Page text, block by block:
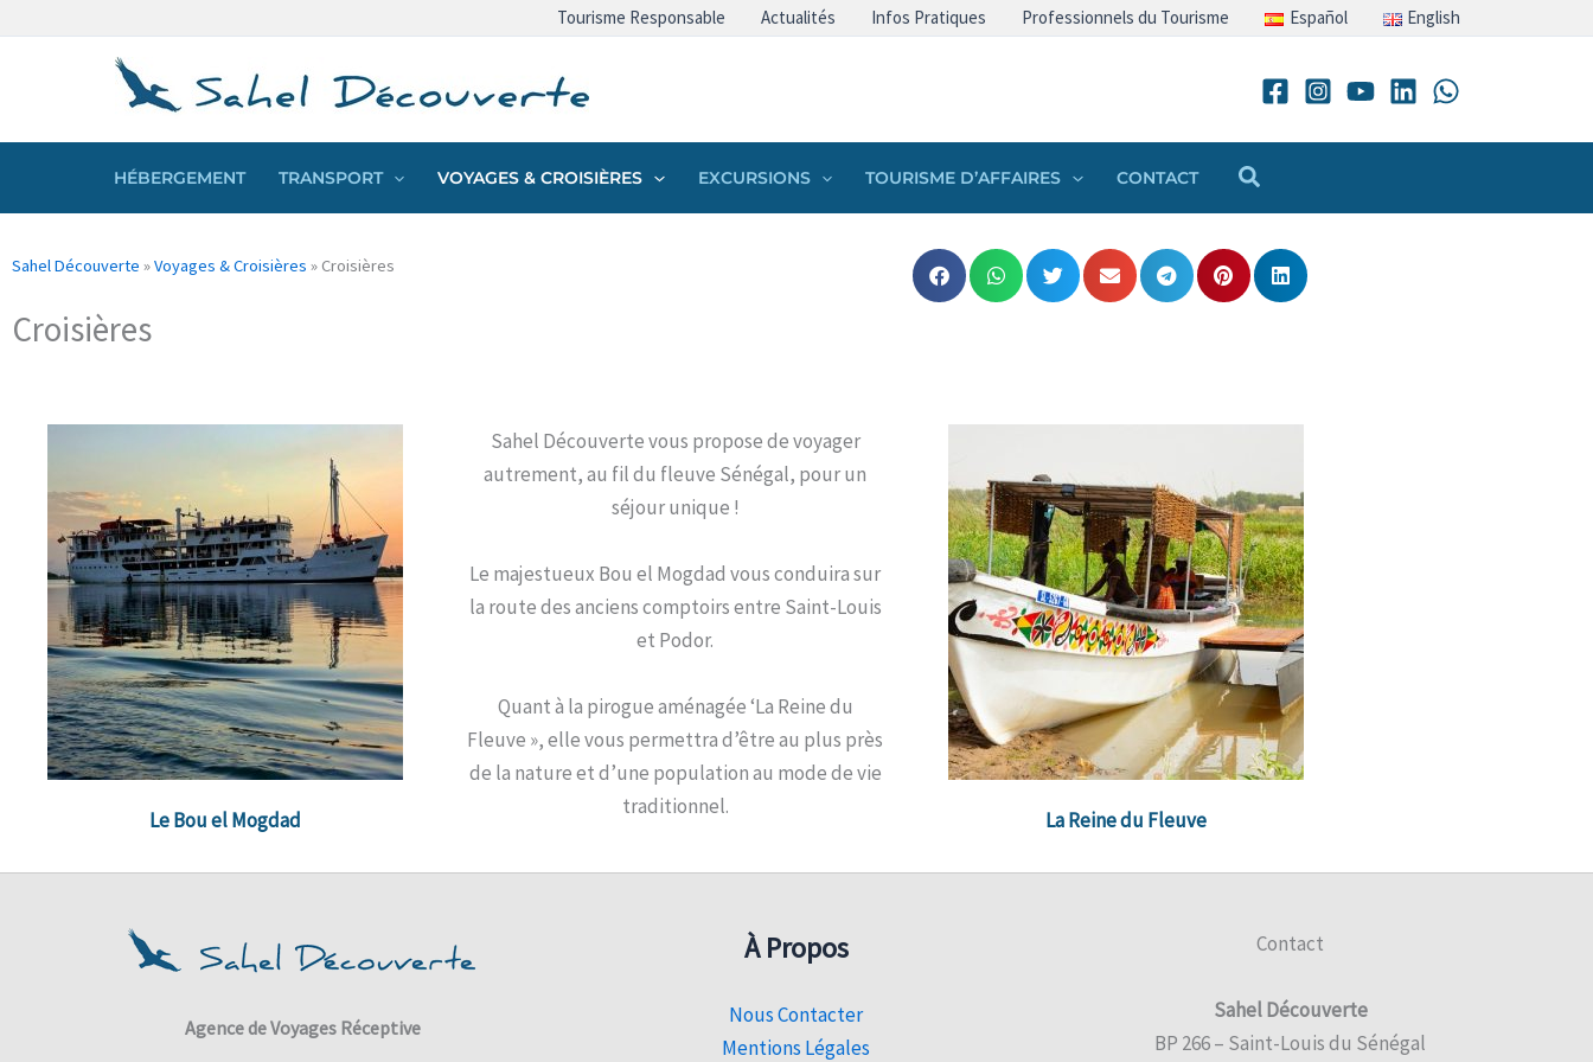
Tourisme Responsable Actualités Infos Pratiques Professionnels du Tourisme Español English
HÉBERGEMENT TRANSPORT VOYAGES & CROISIÈRES EXCURSIONS TOURISME D’AFFAIRES CONTACT Rechercher
Sahel Découverte »Voyages & Croisières » Croisières
Croisières
Le Bou el Mogdad
Sahel Découverte vous propose de voyager
autrement, au fil du fleuve Sénégal, pour un
séjour unique !
Le majestueux Bou el Mogdad vous conduira sur
la route des anciens comptoirs entre Saint-Louis
et Podor.
Quant à la pirogue aménagée ‘La Reine du
Fleuve », elle vous permettra d’être au plus près
de la nature et d’une population au mode de vie
traditionnel.
La Reine du Fleuve
Agence de Voyages Réceptive
À Propos
Nous Contacter
Mentions Légales
Contact
Sahel Découverte
BP 266 – Saint-Louis du Sénégal